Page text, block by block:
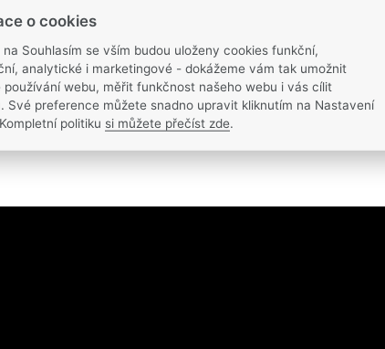
o cookies
na Souhlasím se vším budou uloženy cookies funkční,
analytické i marketingové - dokážeme vám tak umožnit
používání webu, měřit funkčnost našeho webu i vás cílit
Své preference můžete snadno upravit kliknutím na Nastavení
politiku si můžete přečíst zde.